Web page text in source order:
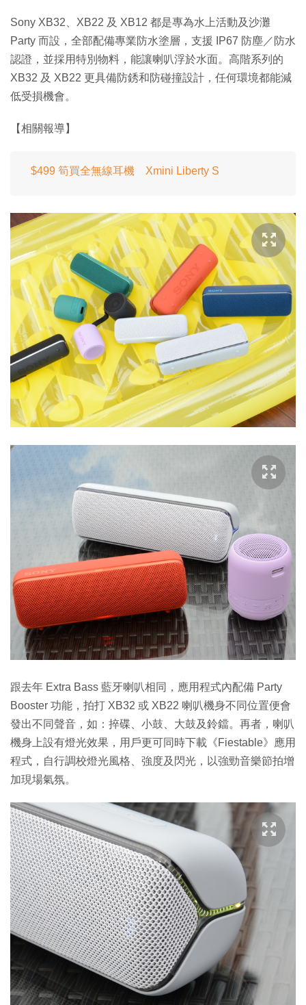
Sony XB32、XB22 及 XB12 都是專為水上活動及沙灘
Party 而設，全部配備專業防水塗層，支援 IP67 防塵／防水
認證，並採用特別物料，能讓喇叭浮於水面。高階系列的
XB32 及 XB22 更具備防銹和防碰撞設計，任何環境都能減
低受損機會。
【相關報導】
$499 筍買全無線耳機 Xmini Liberty S
跟去年 Extra Bass 藍牙喇叭相同，應用程式內配備 Party
Booster 功能，拍打 XB32 或 XB22 喇叭機身不同位置便會
發出不同聲音，如：捽碟、小鼓、大鼓及鈴鐺。再者，喇叭
機身上設有燈光效果，用戶更可同時下載《Fiestable》應用
程式，自行調校燈光風格、強度及閃光，以強勁音樂節拍增
加現場氣氛。